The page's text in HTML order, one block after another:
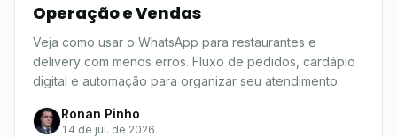
Operação e Vendas
Veja como usar o WhatsApp para restaurantes e
delivery com menos erros. Fluxo de pedidos, cardápio
digital e automação para organizar seu atendimento.
Ronan Pinho
14 de jul. de 2026